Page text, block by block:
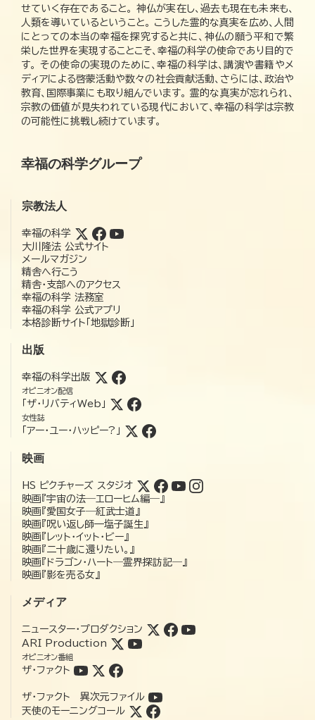
せていく存在であること。 神仏が実在し、過去も現在も未来も、
人類を導いているということ。 こうした霊的な真実を広め、人間
にとっての本当の幸福を探究すると共に、神仏の願う平和で繁
栄した世界を実現することこそ、幸福の科学の使命であり目的で
す。 その使命の実現のために、幸福の科学は、講演や書籍やメ
ディアによる啓蒙活動や数々の社会貢献活動、さらには、政治や
教育、国際事業にも取り組んでいます。 霊的な真実が忘れられ、
宗教の価値が見失われている現代において、幸福の科学は宗教
の可能性に挑戦し続けています。
幸福の科学グループ
宗教法人
幸福の科学
大川隆法 公式サイト
メールマガジン
精舎へ行こう
精舎・支部へのアクセス
幸福の科学 法務室
幸福の科学 公式アプリ
本格診断サイト「地獄診断」
出版
幸福の科学出版
オピニオン配信
「ザ・リバティWeb」
女性誌
「アー・ユー・ハッピー?」
映画
HS ピクチャーズ スタジオ
映画『宇宙の法―エローヒム編―』
映画『愛国女子―紅武士道』
映画『呪い返し師—塩子誕生』
映画『レット・イット・ビー』
映画『二十歳に還りたい。』
映画『ドラゴン・ハート―霊界探訪記―』
映画『影を売る女』
メディア
ニュースター・プロダクション
ARI Production
オピニオン番組
ザ・ファクト
ザ・ファクト 異次元ファイル
天使のモーニングコール